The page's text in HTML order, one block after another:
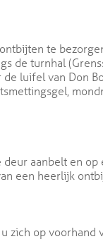
te
de turnhal
luifel van Don
aanbelt en
een heerlijk
zich op voorhand